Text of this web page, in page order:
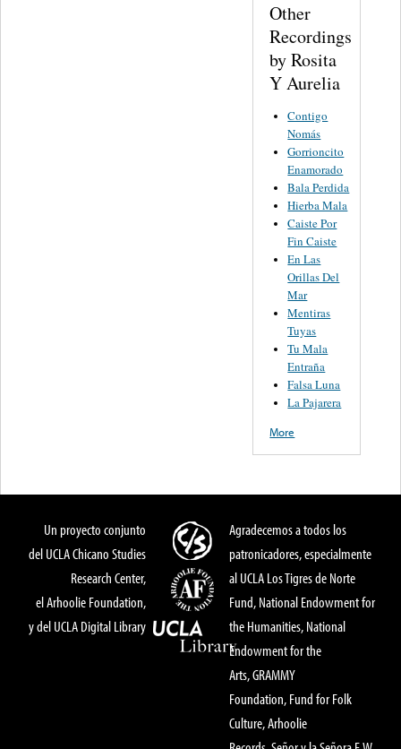
Other
Recordings
by Rosita
Y Aurelia
Contigo
Nomás
Gorrioncito
Enamorado
Bala Perdida
Hierba Mala
Caiste Por
Fin Caiste
En Las
Orillas Del
Mar
Mentiras
Tuyas
Tu Mala
Entraña
Falsa Luna
La Pajarera
More
Un proyecto conjunto
del UCLA Chicano Studies
Research Center,
el Arhoolie Foundation,
y del UCLA Digital Library
Agradecemos a todos los
patronicadores, especialmente
al UCLA Los Tigres de Norte
Fund, National Endowment for
the Humanities, National
Endowment for the
Arts, GRAMMY
Foundation, Fund for Folk
Culture, Arhoolie